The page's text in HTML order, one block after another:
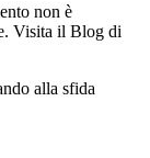
non è
Visita il Blog di
alla sfida